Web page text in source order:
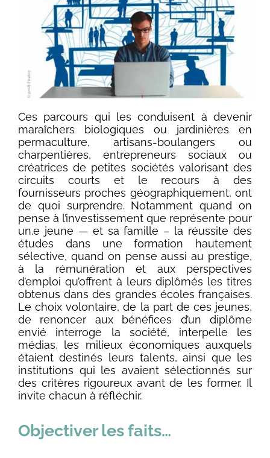
Ces parcours qui les conduisent à devenir
maraîchers biologiques ou jardinières en
permaculture, artisans-boulangers ou
charpentières, entrepreneurs sociaux ou
créatrices de petites sociétés valorisant des
circuits courts et le recours à des
fournisseurs proches géographiquement, ont
de quoi surprendre. Notamment quand on
pense à l’investissement que représente pour
un.e jeune — et sa famille – la réussite des
études dans une formation hautement
sélective, quand on pense aussi au prestige,
à la rémunération et aux perspectives
d’emploi qu’offrent à leurs diplômés les titres
obtenus dans des grandes écoles françaises.
Le choix volontaire, de la part de ces jeunes,
de renoncer aux bénéfices d’un diplôme
envié interroge la société, interpelle les
médias, les milieux économiques auxquels
étaient destinés leurs talents, ainsi que les
institutions qui les avaient sélectionnés sur
des critères rigoureux avant de les former. Il
invite chacun à réfléchir.
Objectiver les faits…